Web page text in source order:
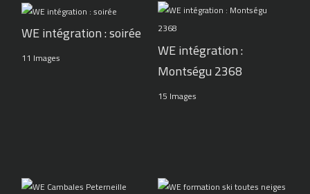
WE intégration : soirée
11 Images
WE intégration :
Montségu 2368
15 Images